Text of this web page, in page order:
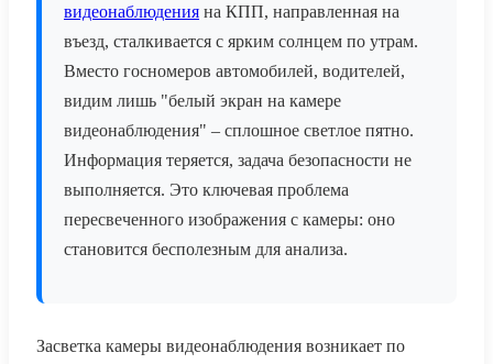
видеонаблюдения на КПП, направленная на
въезд, сталкивается с ярким солнцем по утрам.
Вместо госномеров автомобилей, водителей,
видим лишь "белый экран на камере
видеонаблюдения" – сплошное светлое пятно.
Информация теряется, задача безопасности не
выполняется. Это ключевая проблема
пересвеченного изображения с камеры: оно
становится бесполезным для анализа.
Засветка камеры видеонаблюдения возникает по